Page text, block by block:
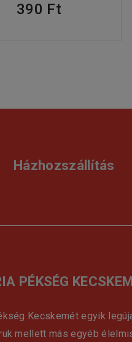
390 Ft
Házhozszállítás
PÉKSÉG
Kecskemét egyik
mellett más egyéb